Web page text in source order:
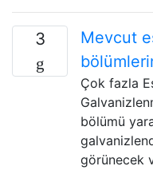
3
Mevcut
Çok fazla
bölümü
görünecek